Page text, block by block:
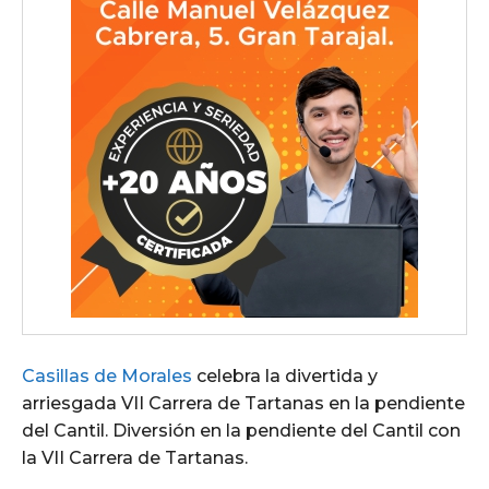
Casillas de Morales celebra la divertida y
arriesgada VII Carrera de Tartanas en la pendiente
del Cantil. Diversión en la pendiente del Cantil con
la VII Carrera de Tartanas.